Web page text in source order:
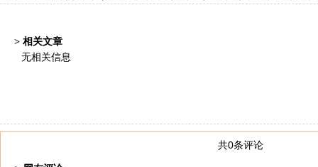
> 相关文章
无相关信息
共0条评论